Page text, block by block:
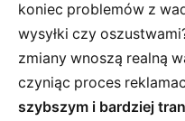
koniec problemów z
wysyłki czy
zmiany wnoszą realną
czyniąc proces
szybszym i bardziej